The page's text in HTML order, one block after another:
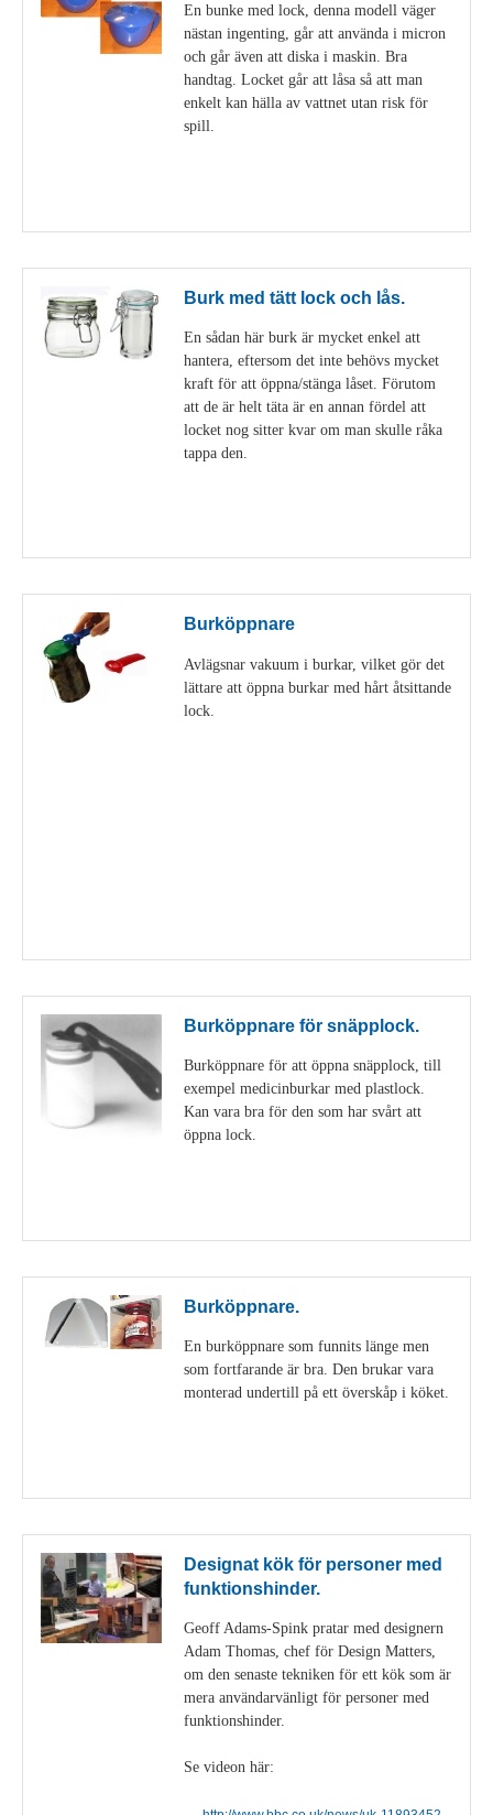
En bunke med lock, denna modell väger
nästan ingenting, går att använda i micron
och går även att diska i maskin. Bra
handtag. Locket går att låsa så att man
enkelt kan hälla av vattnet utan risk för
spill.
Burk med tätt lock och lås.
En sådan här burk är mycket enkel att
hantera, eftersom det inte behövs mycket
kraft för att öppna/stänga låset. Förutom
att de är helt täta är en annan fördel att
locket nog sitter kvar om man skulle råka
tappa den.
Burköppnare
Avlägsnar vakuum i burkar, vilket gör det
lättare att öppna burkar med hårt åtsittande
lock.
Burköppnare för snäpplock.
Burköppnare för att öppna snäpplock, till
exempel medicinburkar med plastlock.
Kan vara bra för den som har svårt att
öppna lock.
Burköppnare.
En burköppnare som funnits länge men
som fortfarande är bra. Den brukar vara
monterad undertill på ett överskåp i köket.
Designat kök för personer med
funktionshinder.
Geoff Adams-Spink pratar med designern
Adam Thomas, chef för Design Matters,
om den senaste tekniken för ett kök som är
mera användarvänligt för personer med
funktionshinder.
Se videon här: